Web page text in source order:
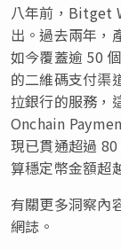
八年前，Bitget
出。過去兩年，
如今覆蓋逾 50
的二維碼支付渠
拉銀行的服務，
Onchain
現已貫通超過
算穩定幣金額超
有關更多洞察
網誌。